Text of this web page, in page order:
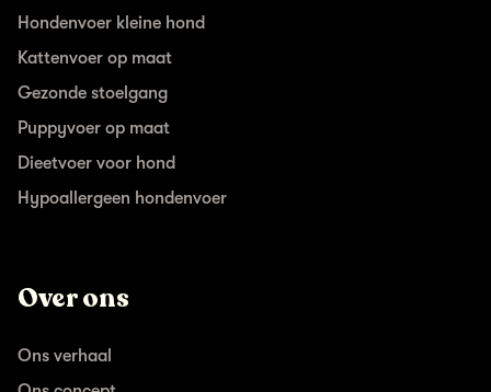
Hondenvoer kleine hond
Kattenvoer op maat
Gezonde stoelgang
Puppyvoer op maat
Dieetvoer voor hond
Hypoallergeen hondenvoer
Over ons
Ons verhaal